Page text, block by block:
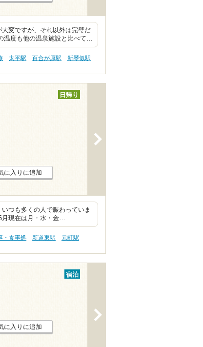
変ですが、それ以外は完璧だ
温度も他の温泉施設と比べて…
太平駅 百合が原駅
新琴似駅
日帰り
に入りに追加
つも多くの人で賑わっていま
現在は月・水・金…
・食事処 新道東駅
元町駅
宿泊
に入りに追加